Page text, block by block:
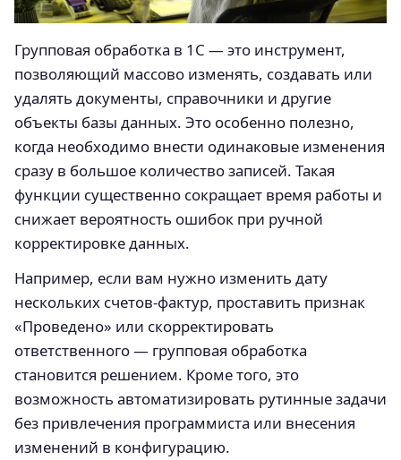
Групповая обработка в 1С — это инструмент,
позволяющий массово изменять, создавать или
удалять документы, справочники и другие
объекты базы данных. Это особенно полезно,
когда необходимо внести одинаковые изменения
сразу в большое количество записей. Такая
функции существенно сокращает время работы и
снижает вероятность ошибок при ручной
корректировке данных.
Например, если вам нужно изменить дату
нескольких счетов-фактур, проставить признак
«Проведено» или скорректировать
ответственного — групповая обработка
становится решением. Кроме того, это
возможность автоматизировать рутинные задачи
без привлечения программиста или внесения
изменений в конфигурацию.